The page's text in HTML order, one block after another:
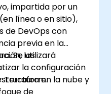
para facilitar la
impartida por un
línea o en sitio),
de DevOps con
previa en la
Se utilizará
la configuración
en la nube y
los
Terraform.
de